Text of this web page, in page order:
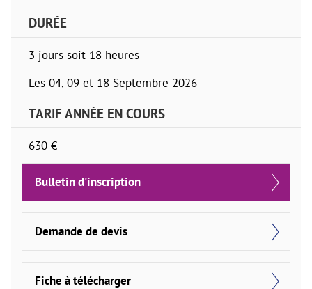
DURÉE
3 jours soit 18 heures
Les 04, 09 et 18 Septembre 2026
TARIF ANNÉE EN COURS
630 €
Bulletin d'inscription
Demande de devis
Fiche à télécharger